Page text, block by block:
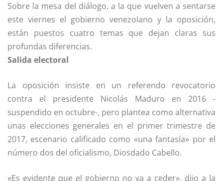
Sobre la mesa del diálogo, a la que vuelven a sentarse
este viernes el gobierno venezolano y la oposición,
están puestos cuatro temas que dejan claras sus
profundas diferencias.
Salida electoral
La oposición insiste en un referendo revocatorio
contra el presidente Nicolás Maduro en 2016 -
suspendido en octubre-, pero plantea como alternativa
unas elecciones generales en el primer trimestre de
2017, escenario calificado como «una fantasía» por el
número dos del oficialismo, Diosdado Cabello.
«Es evidente que el gobierno no va a ceder», dijo a la